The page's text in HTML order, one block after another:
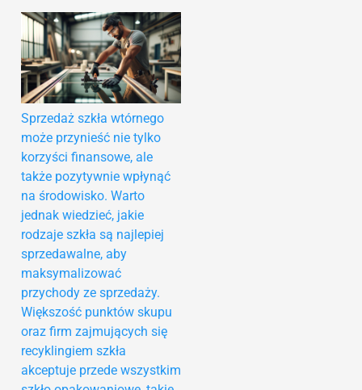
Sprzedaż szkła wtórnego
może przynieść nie tylko
korzyści finansowe, ale
także pozytywnie wpłynąć
na środowisko. Warto
jednak wiedzieć, jakie
rodzaje szkła są najlepiej
sprzedawalne, aby
maksymalizować
przychody ze sprzedaży.
Większość punktów skupu
oraz firm zajmujących się
recyklingiem szkła
akceptuje przede wszystkim